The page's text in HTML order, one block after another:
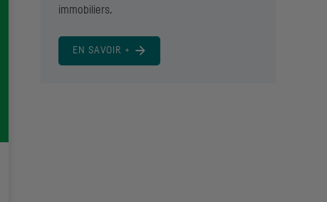
immobiliers.
EN SAVOIR +